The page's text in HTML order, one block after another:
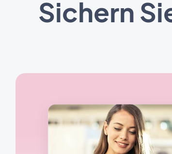
Sichern